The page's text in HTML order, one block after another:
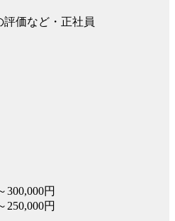
価など・正社員
300,000円
250,000円